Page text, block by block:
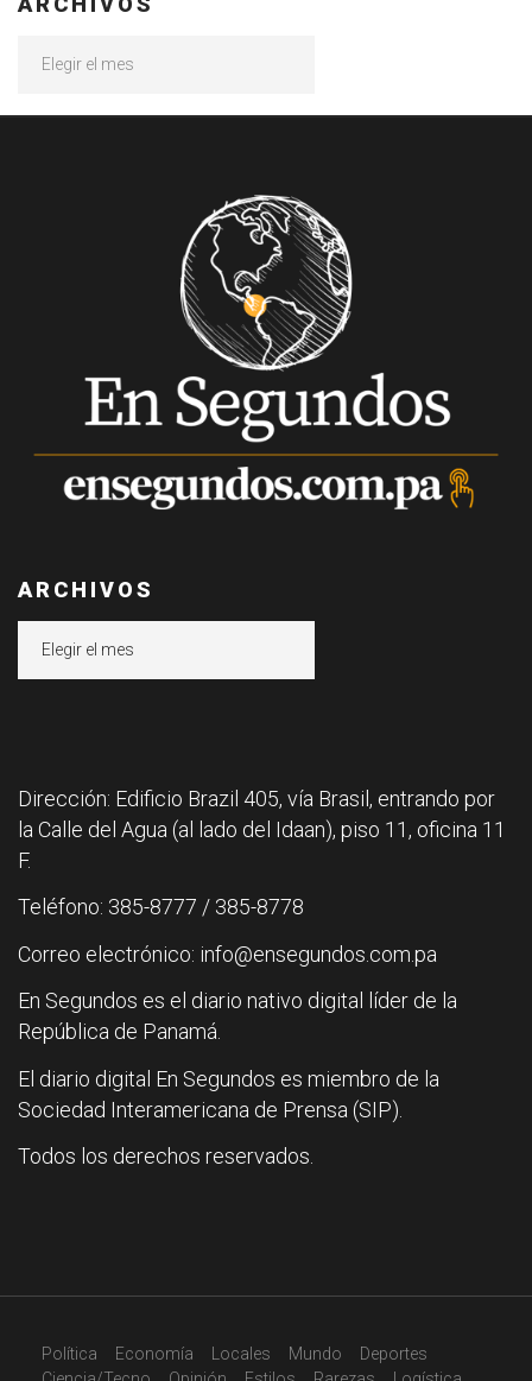
ARCHIVOS
Dirección: Edificio Brazil 405, vía Brasil, entrando por
la Calle del Agua (al lado del Idaan), piso 11, oficina 11
F.
Teléfono: 385-8777 / 385-8778
Correo electrónico: info@ensegundos.com.pa
En Segundos es el diario nativo digital líder de la
República de Panamá.
El diario digital En Segundos es miembro de la
Sociedad Interamericana de Prensa (SIP).
Todos los derechos reservados.
Política Economía Locales Mundo
Deportes